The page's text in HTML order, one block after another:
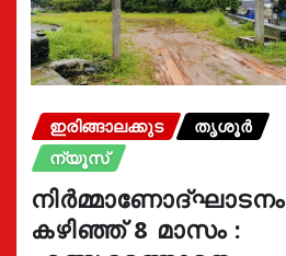
ഇരിങ്ങാലക്കുട
തൃശൂർ
ന്യൂസ്
നിർമ്മാണോദ്ഘാടനം
കഴിഞ്ഞ് 8 മാസം :